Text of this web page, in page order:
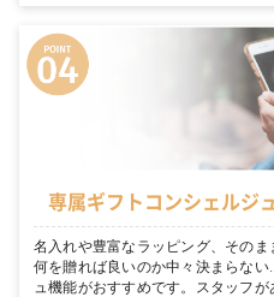
専属ギフトコンシェルジ
名入れや豊富なラッピング、その
何を贈れば良いのか中々決まらな
ュ機能がおすすめです。スタッフ